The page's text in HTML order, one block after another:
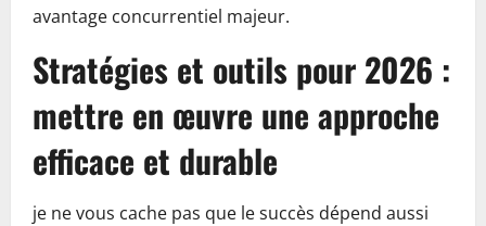
avantage concurrentiel majeur.
Stratégies et outils pour 2026 :
mettre en œuvre une approche
efficace et durable
je ne vous cache pas que le succès dépend aussi